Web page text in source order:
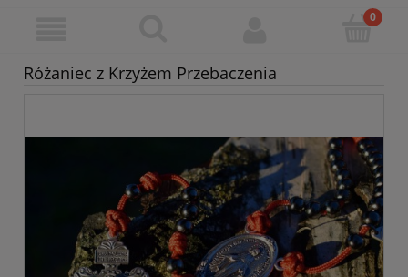
Różaniec z Krzyżem Przebaczenia